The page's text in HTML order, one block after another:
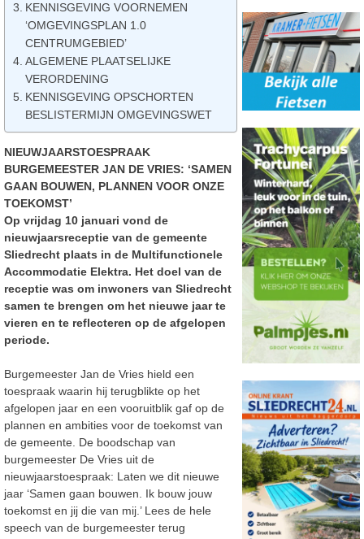
KENNISGEVING VOORNEMEN
‘OMGEVINGSPLAN 1.0
CENTRUMGEBIED’
ALGEMENE PLAATSELIJKE
VERORDENING
KENNISGEVING OPSCHORTEN
BESLISTERMIJN OMGEVINGSWET
NIEUWJAARSTOESPRAAK
BURGEMEESTER JAN DE VRIES: ‘SAMEN
GAAN BOUWEN, PLANNEN VOOR ONZE
TOEKOMST’
Op vrijdag 10 januari vond de
nieuwjaarsreceptie van de gemeente
Sliedrecht plaats in de Multifunctionele
Accommodatie Elektra. Het doel van de
receptie was om inwoners van Sliedrecht
samen te brengen om het nieuwe jaar te
vieren en te reflecteren op de afgelopen
periode.
Burgemeester Jan de Vries hield een
toespraak waarin hij terugblikte op het
afgelopen jaar en een vooruitblik gaf op de
plannen en ambities voor de toekomst van
de gemeente. De boodschap van
burgemeester De Vries uit de
nieuwjaarstoespraak: Laten we dit nieuwe
jaar ‘Samen gaan bouwen. Ik bouw jouw
toekomst en jij die van mij.’ Lees de hele
speech van de burgemeester terug